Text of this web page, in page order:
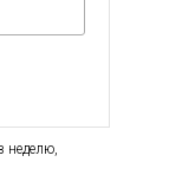
неделю,